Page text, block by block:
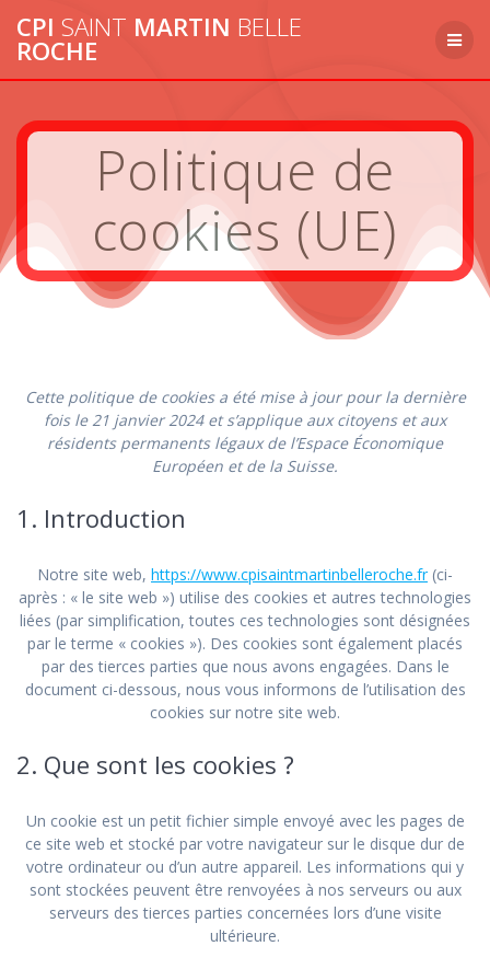
au
CPI SAINT MARTIN BELLE
ROCHE
Politique de
cookies (UE)
Cette politique de cookies a été mise à jour pour la dernière
fois le 21 janvier 2024 et s’applique aux citoyens et aux
résidents permanents légaux de l’Espace Économique
Européen et de la Suisse.
1. Introduction
Notre site web, https://www.cpisaintmartinbelleroche.fr(ci-
après : « le site web ») utilise des cookies et autres technologies
liées (par simplification, toutes ces technologies sont désignées
par le terme « cookies »). Des cookies sont également placés
par des tierces parties que nous avons engagées. Dans le
document ci-dessous, nous vous informons de l’utilisation des
cookies sur notre site web.
2. Que sont les cookies ?
Un cookie est un petit fichier simple envoyé avec les pages de
ce site web et stocké par votre navigateur sur le disque dur de
votre ordinateur ou d’un autre appareil. Les informations qui y
sont stockées peuvent être renvoyées à nos serveurs ou aux
serveurs des tierces parties concernées lors d’une visite
ultérieure.